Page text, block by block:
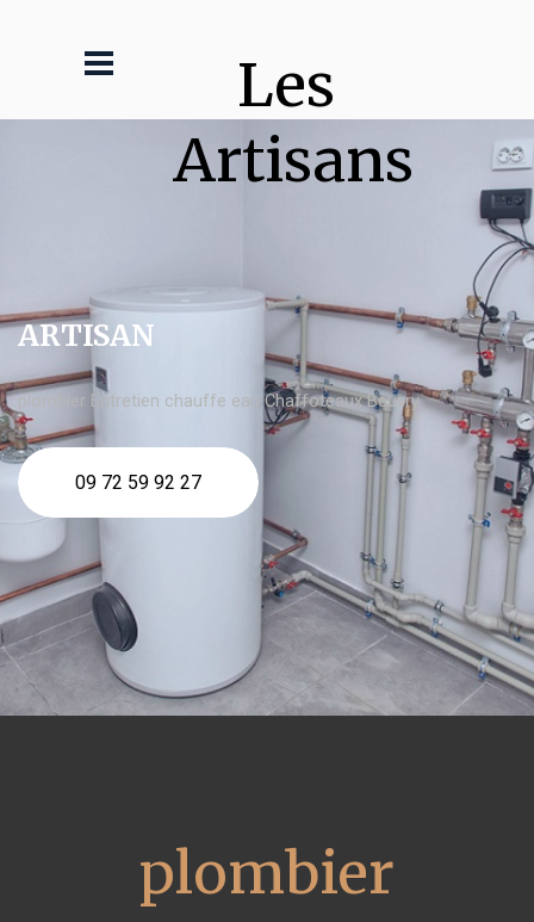
Les
Artisans
ARTISAN
plombier Entretien chauffe eau Chaffoteaux Beuvry
09 72 59 92 27
plombier